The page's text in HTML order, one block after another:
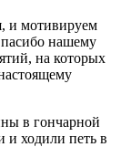
и мотивируем
нашему
на которых
в гончарной
и ходили петь в